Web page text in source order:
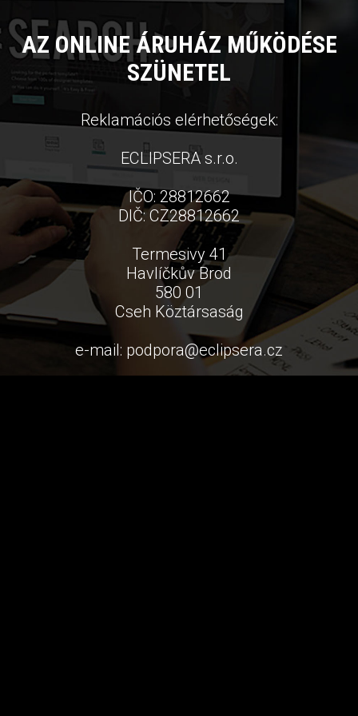
AZ ONLINE ÁRUHÁZ MŰKÖDÉSE
SZÜNETEL
Reklamációs elérhetőségek:
ECLIPSERA s.r.o.
IČO: 28812662
DIČ: CZ28812662
Termesivy 41
Havlíčkův Brod
580 01
Cseh Köztársaság
e-mail: podpora@eclipsera.cz